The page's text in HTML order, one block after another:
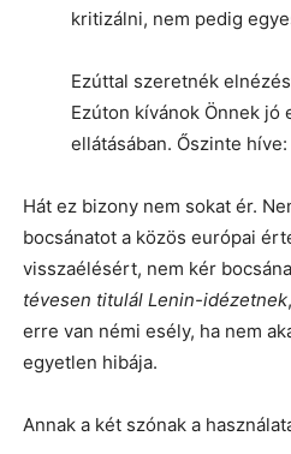
kritizálni, nem pedig
Ezúttal szeretnék
Ezúton kívánok Önnek
ellátásában. Őszinte
Hát ez bizony nem sokat ér.
bocsánatot a közös európai
visszaélésért, nem kér
tévesen titulál Lenin-idézetnek
erre van némi esély, ha nem
egyetlen hibája.
Annak a két szónak a